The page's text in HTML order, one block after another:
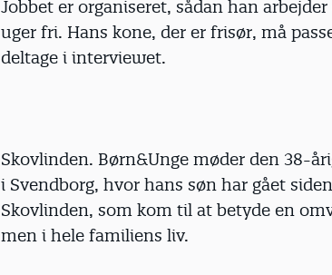
Jobbet er organiseret, sådan han
uger fri. Hans kone, der er frisør, må
deltage i interviewet.
Skovlinden. Børn&Unge møder den 38-
i Svendborg, hvor hans søn har gået
Skovlinden, som kom til at betyde en
men i hele familiens liv.